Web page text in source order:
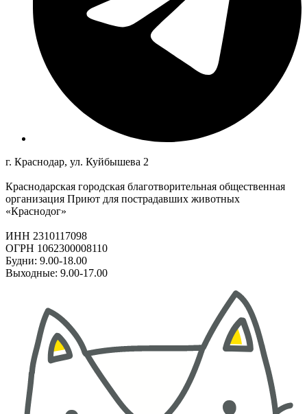
г. Краснодар, ул. Куйбышева 2
Краснодарская городская благотворительная общественная
организация Приют для пострадавших животных
«Краснодог»
ИНН 2310117098
ОГРН 1062300008110
Будни: 9.00-18.00
Выходные: 9.00-17.00